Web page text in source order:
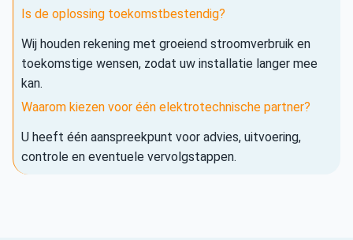
Is de oplossing toekomstbestendig?
Wij houden rekening met groeiend stroomverbruik en
toekomstige wensen, zodat uw installatie langer mee
kan.
Waarom kiezen voor één elektrotechnische partner?
U heeft één aanspreekpunt voor advies, uitvoering,
controle en eventuele vervolgstappen.